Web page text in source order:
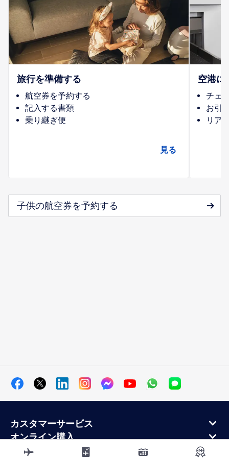
旅行を準備する
航空券を予約する
記入する書類
乗り継ぎ便
見る
空港に
チェ
お引
リア
子供の航空券を予約する
カスタマーサービス
オンライン購入
ロイヤルティプログラムと提携パートナー